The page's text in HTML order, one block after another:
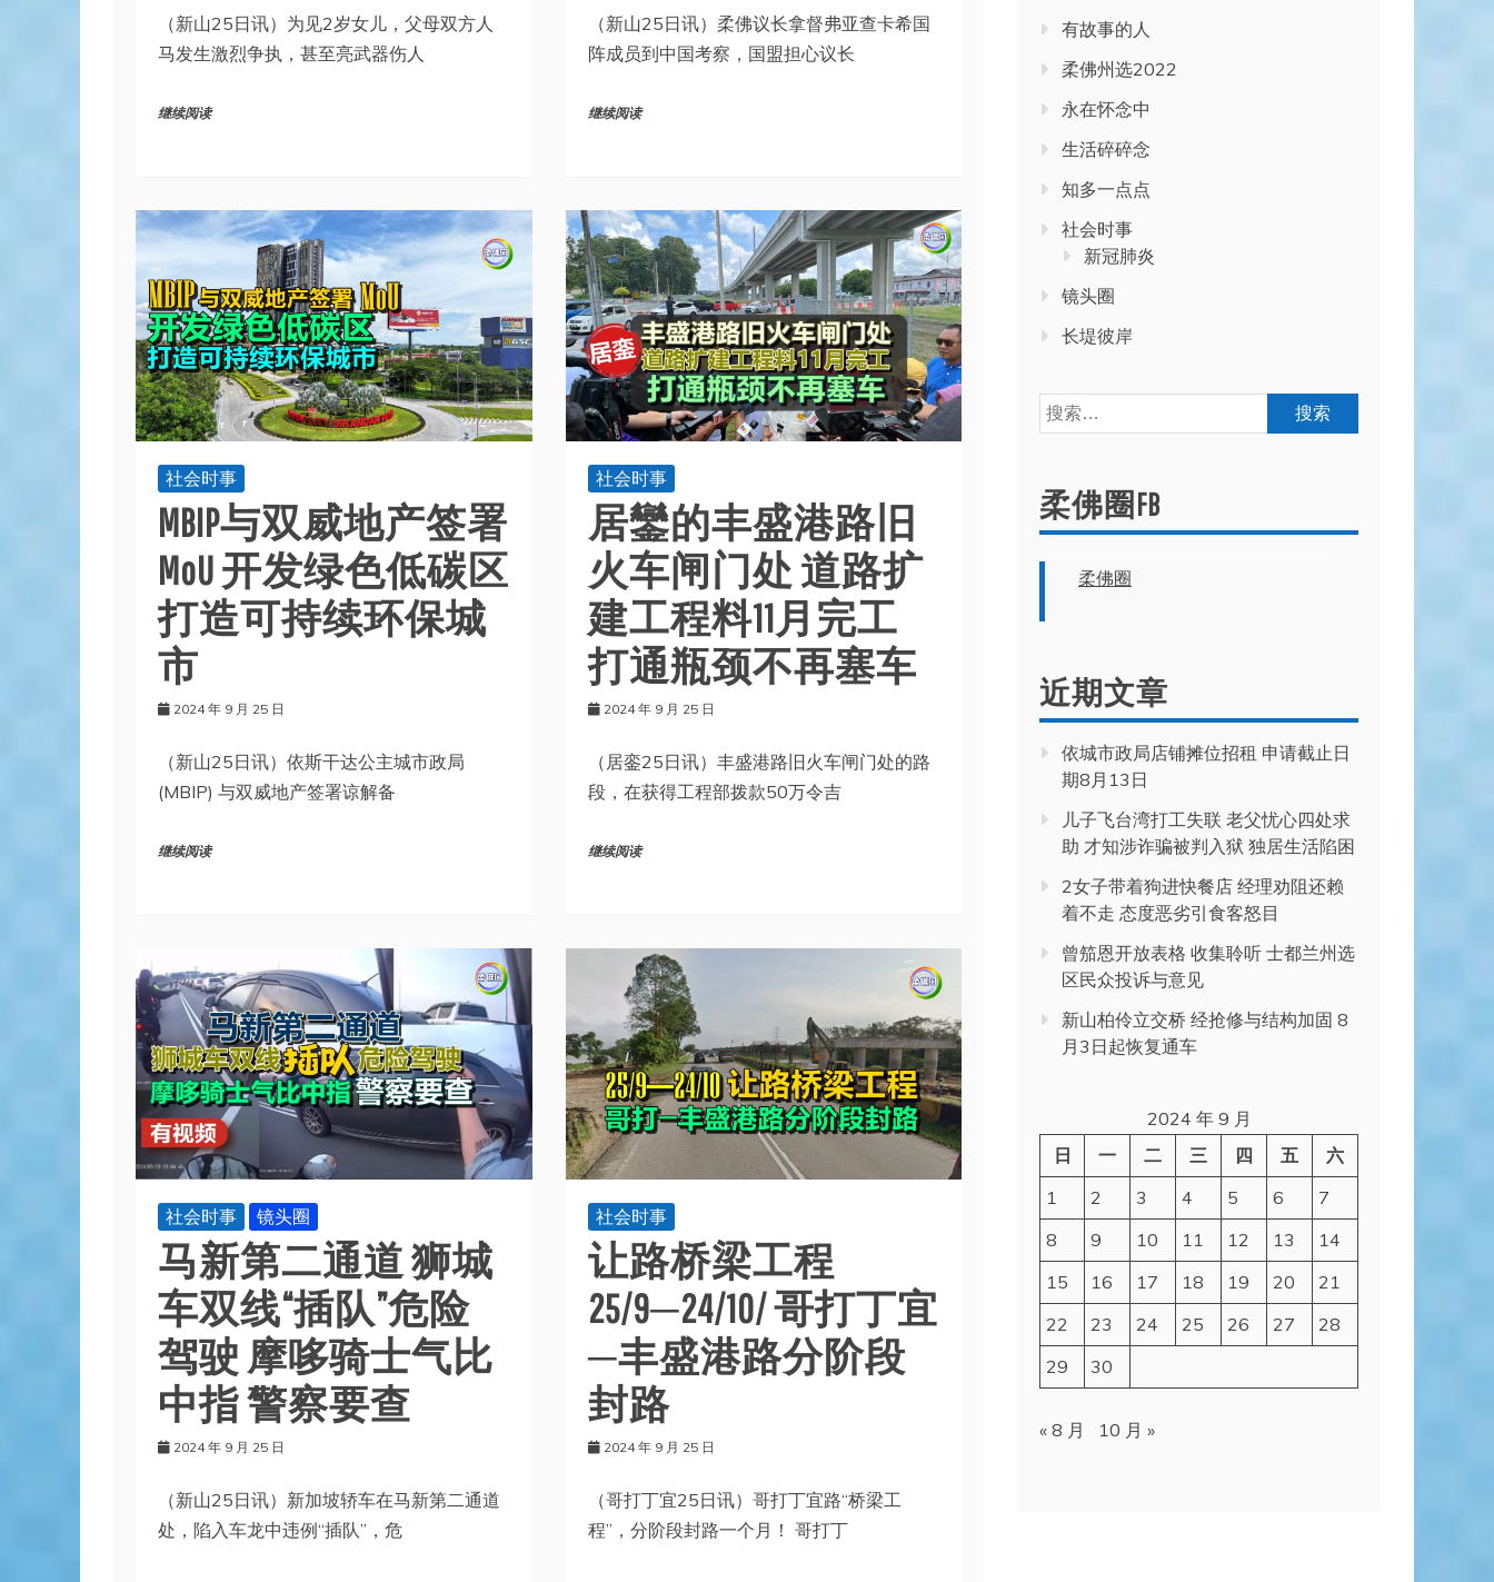
（新山25日讯）为见2岁女儿，父母双方人
马发生激烈争执，甚至亮武器伤人
继续阅读
（新山25日讯）柔佛议长拿督弗亚查卡希国
阵成员到中国考察，国盟担心议长
继续阅读
社会时事
MBIP与双威地产签署
MoU 开发绿色低碳区
打造可持续环保城
市
2024 年 9 月 25 日
（新山25日讯）依斯干达公主城市政局
(MBIP) 与双威地产签署谅解备
继续阅读
社会时事
居鑾的丰盛港路旧
火车闸门处 道路扩
建工程料11月完工
打通瓶颈不再塞车
2024 年 9 月 25 日
（居銮25日讯）丰盛港路旧火车闸门处的路
段，在获得工程部拨款50万令吉
继续阅读
社会时事 镜头圈
马新第二通道 狮城
车双线“插队”危险
驾驶 摩哆骑士气比
中指 警察要查
2024 年 9 月 25 日
（新山25日讯）新加坡轿车在马新第二通道
处，陷入车龙中违例“插队”，危
社会时事
让路桥梁工程
25/9─24/10/ 哥打丁宜
─丰盛港路分阶段
封路
2024 年 9 月 25 日
（哥打丁宜25日讯）哥打丁宜路“桥梁工
程”，分阶段封路一个月！ 哥打丁
有故事的人
柔佛州选2022
永在怀念中
生活碎碎念
知多一点点
社会时事
新冠肺炎
镜头圈
长堤彼岸
搜
索：
柔佛圈FB
柔佛圈
近期文章
依城市政局店铺摊位招租 申请截止日
期8月13日
儿子飞台湾打工失联 老父忧心四处求
助 才知涉诈骗被判入狱 独居生活陷困
2女子带着狗进快餐店 经理劝阻还赖
着不走 态度恶劣引食客怒目
曾笳恩开放表格 收集聆听 士都兰州选
区民众投诉与意见
新山柏伶立交桥 经抢修与结构加固 8
月3日起恢复通车
2024 年 9 月
日
一 二 三 四 五
六
1
2 3 4 5 6
7
8
9 10 11 12 13
14
15
16 17 18 19 20
21
22
23 24 25 26 27
28
29
30
« 8 月 10 月 »